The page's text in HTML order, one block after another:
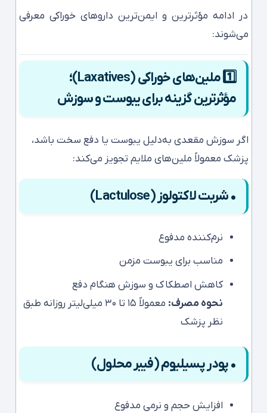
در ادامه مؤثرترین و ایمن‌ترین داروهای خوراکی معرفی
می‌شوند:
1️⃣ ملین‌های خوراکی (Laxatives)؛
مؤثرترین گزینه برای یبوست و سوزش
اگر سوزش مقعدی به‌دلیل یبوست یا دفع سخت باشد،
پزشک معمولاً ملین‌‌های ملایم تجویز می‌کند:
• شربت لاکتولوز (Lactulose)
نرم‌کننده مدفوع
مناسب برای یبوست مزمن
کاهش اصطکاک و سوزش هنگام دفع
نحوه مصرف:
معمولاً ۱۵ تا ۳۰ میلی‌لیتر روزانه طبق
نظر پزشک
• پودر پسیلیوم (فیبر محلول)
افزایش حجم و نرمی مدفوع